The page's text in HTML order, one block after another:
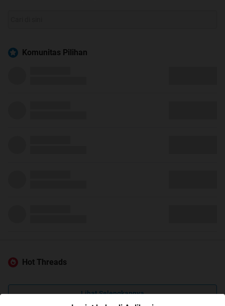
Komunitas Pilihan
Hot Threads
Lihat Selengkapnya